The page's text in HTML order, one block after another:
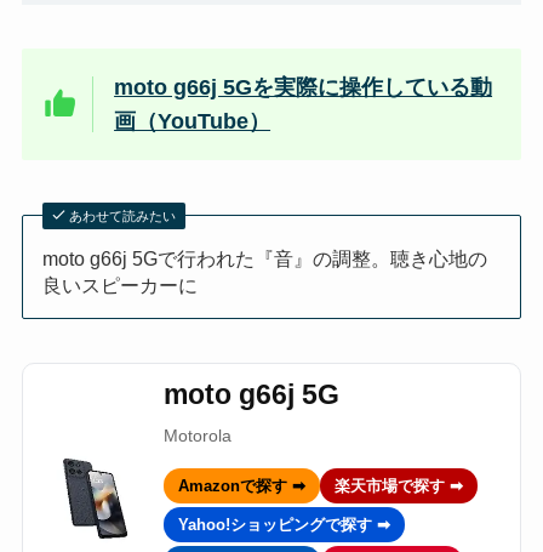
moto g66j 5Gを実際に操作している動
画（YouTube）
あわせて読みたい
moto g66j 5Gで行われた『音』の調整。聴き心地の
良いスピーカーに
moto g66j 5G
Motorola
Amazonで探す ➡ 楽天市場で探す ➡
Yahoo!ショッピングで探す ➡